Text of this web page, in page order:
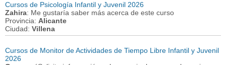
Cursos de Psicología Infantil y Juvenil 2026
Zahira: Me gustaría saber más acerca de este curso
Provincia: Alicante
Ciudad: Villena
Cursos de Monitor de Actividades de Tiempo Libre Infantil y Juvenil
2026